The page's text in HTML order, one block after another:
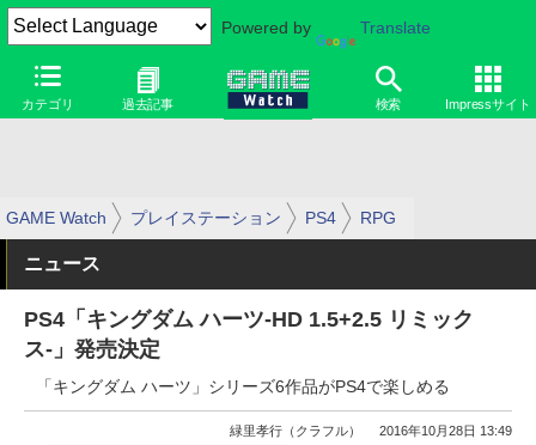
Powered by Translate
カテゴリ 過去記事 検索 Impressサイト
GAME Watch プレイステーション PS4 RPG
ニュース
PS4「キングダム ハーツ-HD 1.5+2.5 リミック
ス-」発売決定
「キングダム ハーツ」シリーズ6作品がPS4で楽しめる
緑里孝行（クラフル） 2016年10月28日 13:49